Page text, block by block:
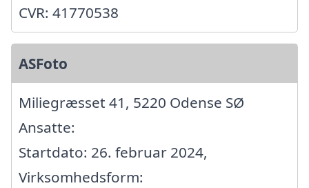
CVR: 41770538
ASFoto
Miliegræsset 41, 5220 Odense SØ
Ansatte:
Startdato: 26. februar 2024,
Virksomhedsform: